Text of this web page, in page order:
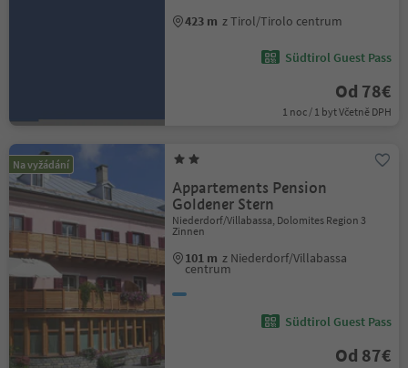
423 m z Tirol/Tirolo centrum
Südtirol Guest Pass
Od 78€
1 noc / 1 byt Včetně DPH
Na vyžádání
Appartements Pension
Goldener Stern
Niederdorf/Villabassa, Dolomites Region 3
Zinnen
101 m z Niederdorf/Villabassa
centrum
Südtirol Guest Pass
Od 87€